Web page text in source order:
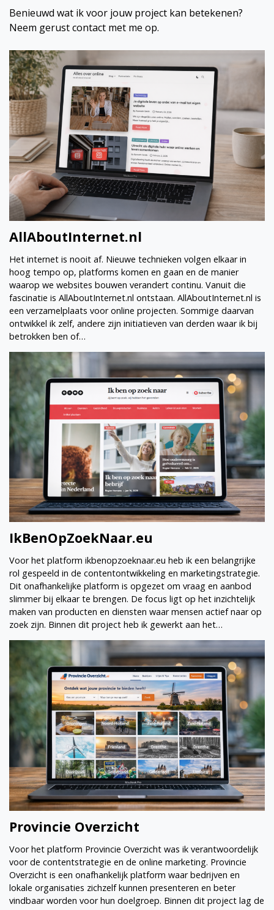
Benieuwd wat ik voor jouw project kan betekenen?
Neem gerust contact met me op.
AllAboutInternet.nl
Het internet is nooit af. Nieuwe technieken volgen elkaar in
hoog tempo op, platforms komen en gaan en de manier
waarop we websites bouwen verandert continu. Vanuit die
fascinatie is AllAboutInternet.nl ontstaan. AllAboutInternet.nl is
een verzamelplaats voor online projecten. Sommige daarvan
ontwikkel ik zelf, andere zijn initiatieven van derden waar ik bij
betrokken ben of…
IkBenOpZoekNaar.eu
Voor het platform ikbenopzoeknaar.eu heb ik een belangrijke
rol gespeeld in de contentontwikkeling en marketingstrategie.
Dit onafhankelijke platform is opgezet om vraag en aanbod
slimmer bij elkaar te brengen. De focus ligt op het inzichtelijk
maken van producten en diensten waar mensen actief naar op
zoek zijn. Binnen dit project heb ik gewerkt aan het…
Provincie Overzicht
Voor het platform Provincie Overzicht was ik verantwoordelijk
voor de contentstrategie en de online marketing. Provincie
Overzicht is een onafhankelijk platform waar bedrijven en
lokale organisaties zichzelf kunnen presenteren en beter
vindbaar worden voor hun doelgroep. Binnen dit project lag de